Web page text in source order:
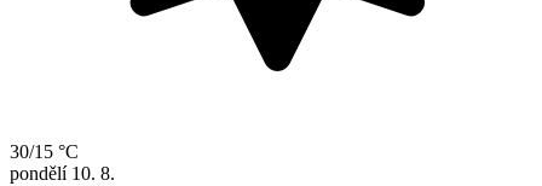
30/15 °C
pondělí 10. 8.